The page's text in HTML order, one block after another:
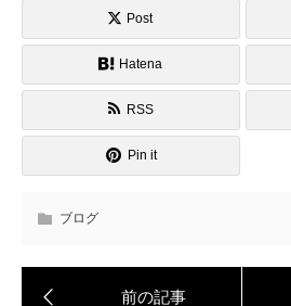
Post
Hatena
RSS
Pin it
ブログ